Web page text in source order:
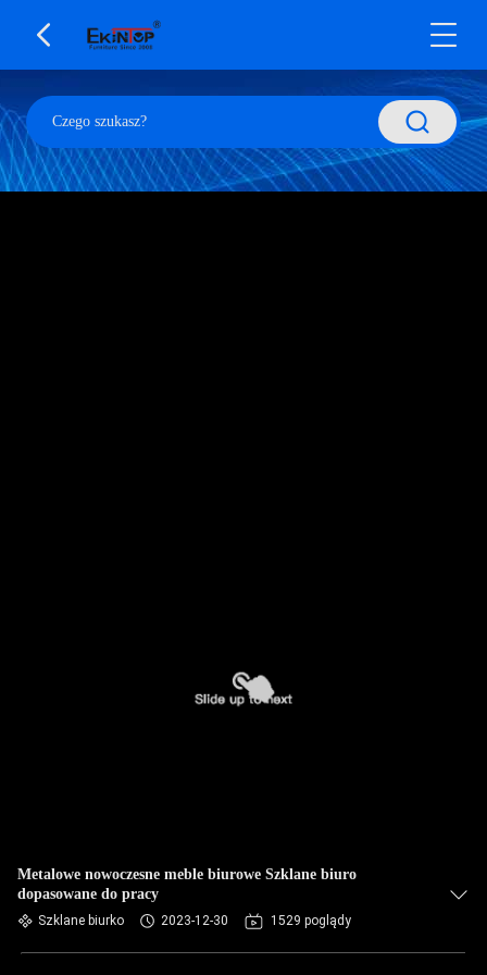
Metalowe nowoczesne meble biurowe Szklane biuro
dopasowane do pracy
Szklane biurko 2023-12-30 1529 poglądy